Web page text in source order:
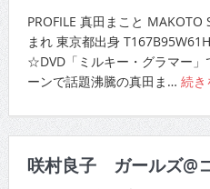
まれ 東京都出身
☆DVD「ミルキー・グラマー」
ーンで話題沸騰の真田ま…
続
咲村良子 ガールズ@